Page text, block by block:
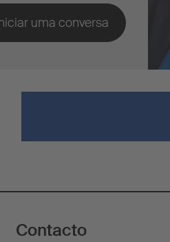
Contacto